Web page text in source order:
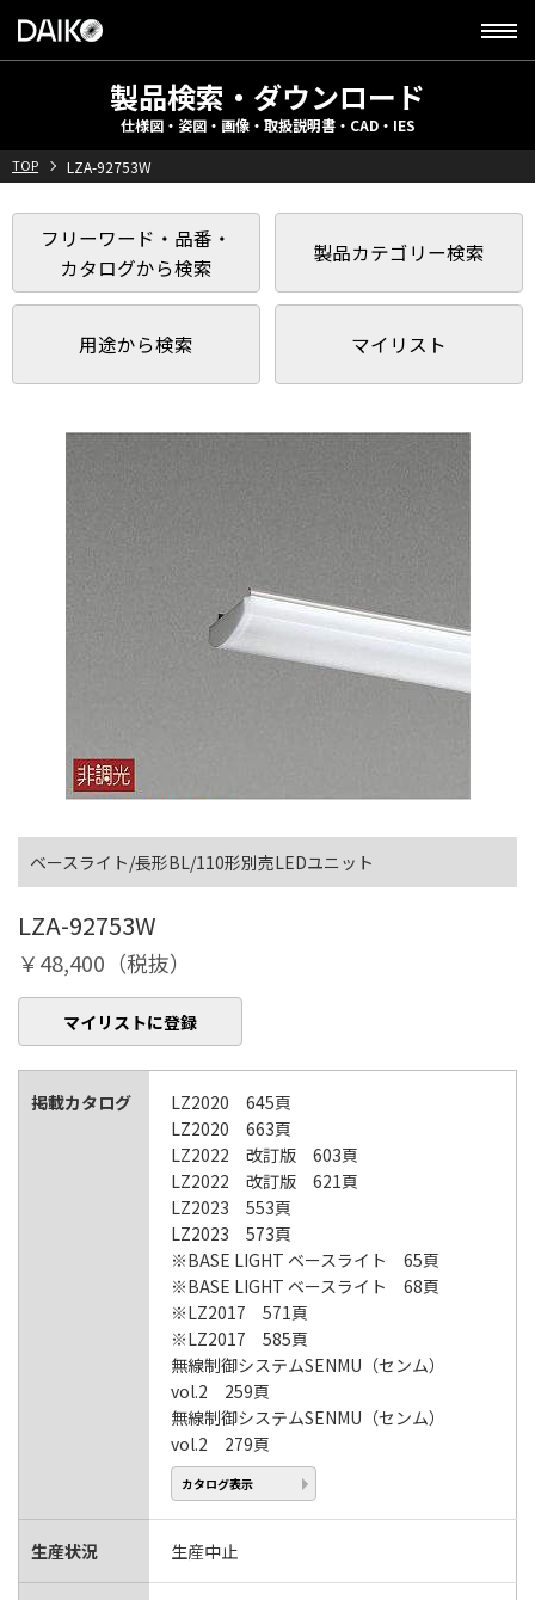
製品検索・ダウンロード
仕様図・姿図・画像・取扱説明書・CAD・IES
TOP LZA-92753W
フリーワード・品番・
カタログから検索
製品カテゴリー検索
用途から検索 マイリスト
ベースライト/長形BL/110形別売LEDユニット
LZA-92753W
￥48,400（税抜）
マイリストに登録
掲載カタログ
LZ2020 645頁
LZ2020 663頁
LZ2022 改訂版 603頁
LZ2022 改訂版 621頁
LZ2023 553頁
LZ2023 573頁
※BASE LIGHT ベースライト 65頁
※BASE LIGHT ベースライト 68頁
※LZ2017 571頁
※LZ2017 585頁
無線制御システムSENMU（センム）
vol.2 259頁
無線制御システムSENMU（センム）
vol.2 279頁
カタログ表示
生産状況 生産中止